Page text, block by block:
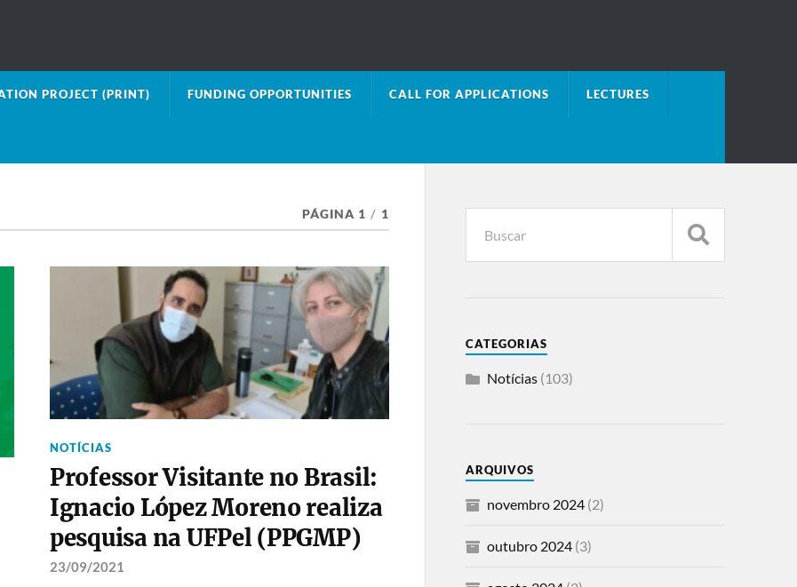
PROJECT (PRINT) FUNDING OPPORTUNITIES CALL FOR APPLICATIONS LECTURES
PÁGINA 1 / 1
NOTÍCIAS
Professor Visitante no Brasil:
Ignacio López Moreno realiza
pesquisa na UFPel (PPGMP)
23/09/2021
CATEGORIAS
Notícias(103)
ARQUIVOS
novembro 2024(2)
outubro 2024(3)